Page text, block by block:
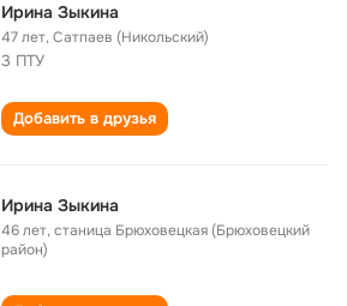
Ирина Зыкина
47 лет,Сатпаев (Никольский)
3 ПТУ
Добавить в друзья
Ирина Зыкина
46 лет,станица Брюховецкая (Брюховецкий
район)